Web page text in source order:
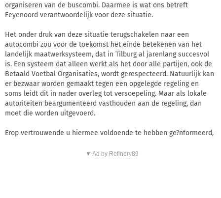
organiseren van de buscombi. Daarmee is wat ons betreft
Feyenoord verantwoordelijk voor deze situatie.
Het onder druk van deze situatie terugschakelen naar een
autocombi zou voor de toekomst het einde betekenen van het
landelijk maatwerksysteem, dat in Tilburg al jarenlang succesvol
is. Een systeem dat alleen werkt als het door alle partijen, ook de
Betaald Voetbal Organisaties, wordt gerespecteerd. Natuurlijk kan
er bezwaar worden gemaakt tegen een opgelegde regeling en
soms leidt dit in nader overleg tot versoepeling. Maar als lokale
autoriteiten beargumenteerd vasthouden aan de regeling, dan
moet die worden uitgevoerd.
Erop vertrouwende u hiermee voldoende te hebben ge?nformeerd,
▼ Ad by Refinery89